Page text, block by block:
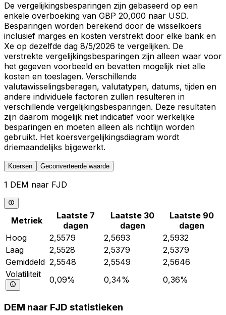
De vergelijkingsbesparingen zijn gebaseerd op een
enkele overboeking van GBP 20,000 naar USD.
Besparingen worden berekend door de wisselkoers
inclusief marges en kosten verstrekt door elke bank en
Xe op dezelfde dag 8/5/2026 te vergelijken. De
verstrekte vergelijkingsbesparingen zijn alleen waar voor
het gegeven voorbeeld en bevatten mogelijk niet alle
kosten en toeslagen. Verschillende
valutawisselingsberagen, valutatypen, datums, tijden en
andere individuele factoren zullen resulteren in
verschillende vergelijkingsbesparingen. Deze resultaten
zijn daarom mogelijk niet indicatief voor werkelijke
besparingen en moeten alleen als richtlijn worden
gebruikt. Het koersvergelijkingsdiagram wordt
driemaandelijks bijgewerkt.
Koersen Geconverteerde waarde
1 DEM naar FJD
Metriek
Laatste 7
dagen
Laatste 30
dagen
Laatste 90
dagen
Hoog
2,5579 2,5693
2,5932
Laag
2,5528 2,5379
2,5379
Gemiddeld 2,5548 2,5549
2,5646
Volatiliteit
0,09% 0,34% 0,36%
DEM naar FJD statistieken